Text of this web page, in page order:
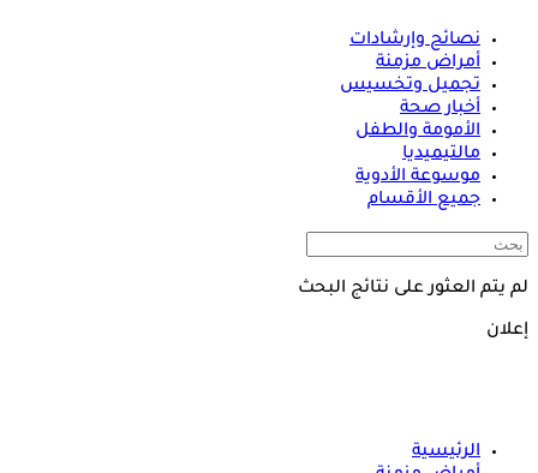
نصائح وإرشادات
أمراض مزمنة
تجميل وتخسيس
أخبار صحة
الأمومة والطفل
مالتيميديا
موسوعة الأدوية
جميع الأقسام
لم يتم العثور على نتائج البحث
إعلان
الرئيسية